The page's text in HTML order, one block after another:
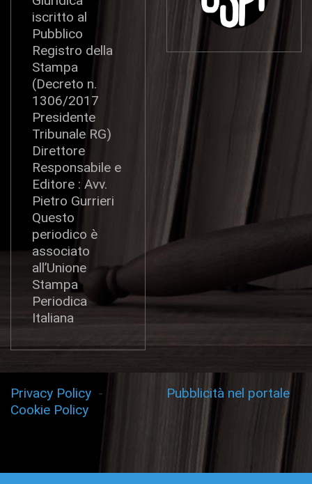
iscritto al
Pubblico
Registro della
Stampa
(Decreto n.
1306/2017
Presidente
Tribunale RG)
Direttore
Responsabile e
Editore : Avv.
Pietro Gurrieri
Questo
periodico è
associato
all’Unione
Stampa
Periodica
Italiana
Privacy Policy -
Cookie Policy
Pubblicità nel portale